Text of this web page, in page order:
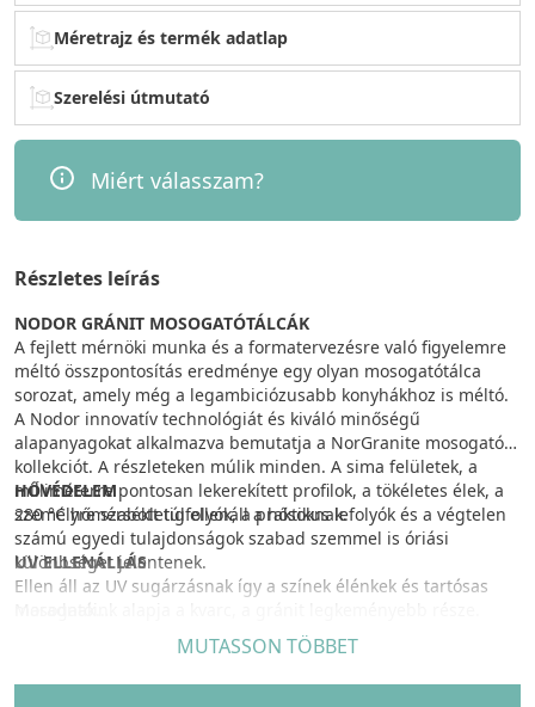
Méretrajz és termék adatlap
Szerelési útmutató
Miért válasszam?
Részletes leírás
NODOR GRÁNIT MOSOGATÓTÁLCÁK
A fejlett mérnöki munka és a formatervezésre való figyelemre
méltó összpontosítás eredménye egy olyan mosogatótálca
sorozat, amely még a legambiciózusabb konyhákhoz is méltó.
A Nodor innovatív technológiát és kiváló minőségű
alapanyagokat alkalmazva bemutatja a NorGranite mosogató
kollekciót. A részleteken múlik minden. A sima felületek, a
milliméterre pontosan lekerekített profilok, a tökéletes élek, a
személyre szabott túlfolyók, a praktikus lefolyók és a végtelen
számú egyedi tulajdonságok szabad szemmel is óriási
különbséget jelentenek.
Kvarcunkat kiváló minőségű akrilgyantával formázzuk egy
speciális, számítógéppel vezérelt olvasztási folyamat révén. Az
eredmény egy megszilárdult kompozit anyag, amely ellenáll a
HŐVÉDELEM
280 °C hőmérsékletig ellenáll a hősoknak.
UV ELLENÁLLÁS
Ellen áll az UV sugárzásnak így a színek élénkek és tartósas
100%-os antibakteriális védelem.
MUTASSON TÖBBET